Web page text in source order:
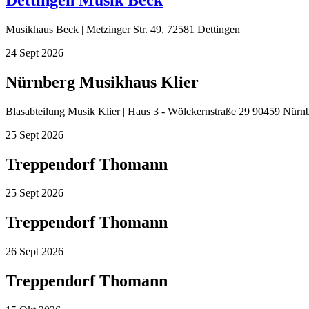
Musikhaus Beck | Metzinger Str. 49, 72581 Dettingen
24 Sept 2026
Nürnberg Musikhaus Klier
Blasabteilung Musik Klier | Haus 3 - Wölckernstraße 29 90459
25 Sept 2026
Treppendorf Thomann
25 Sept 2026
Treppendorf Thomann
26 Sept 2026
Treppendorf Thomann